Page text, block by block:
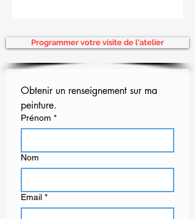
Programmer votre visite de l'atelier
Obtenir un renseignement sur ma
peinture.
Prénom *
Nom
Email *